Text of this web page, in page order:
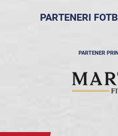
PARTENERI
PARTENER